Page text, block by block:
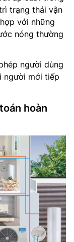
trạng thái vận
với những
nóng thường
người dùng
người mới tiếp
hoàn